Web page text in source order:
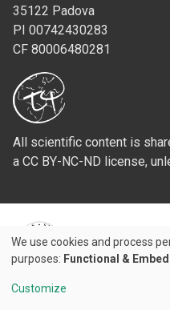
35122 Padova
PI 00742430283
CF 80006480281
All scientific content is
a CC BY-NC-ND license,
© 2026 Padova University Press -
Use
of
We use cookies and process
purposes: Functional &
Customize